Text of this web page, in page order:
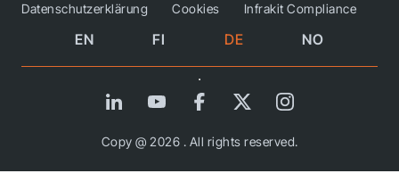
Datenschutzerklärung Cookies Infrakit Compliance
EN FI DE NO
Copy @ 2026 . All rights reserved.